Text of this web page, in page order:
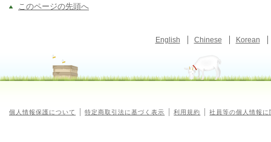
このページの先頭へ
English Chinese Korean
個人情報保護について 特定商取引法に基づく表示 利用規約 社員等の個人情報